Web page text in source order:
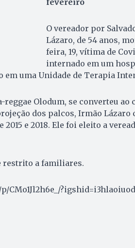
fevereiro
O vereador por
Lázaro, de 54 anos,
feira, 19, vítima de
internado em um
em uma Unidade de Terapia
reggae Olodum, se converteu
dos palcos, Irmão Lázaro
e 2018. Ele foi eleito a
restrito a familiares.